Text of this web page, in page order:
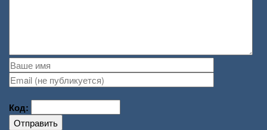
Код:
Отправить